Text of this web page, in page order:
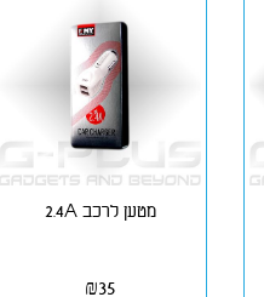
מטען לרכב 2.4A
₪35